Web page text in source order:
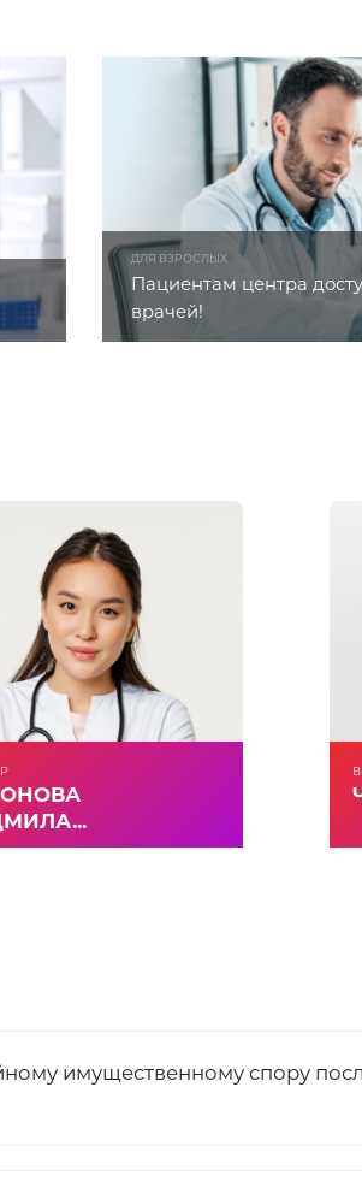
ДЛЯ ВЗРОСЛЫХ
Пациентам центра
врачей!
имущественному спору